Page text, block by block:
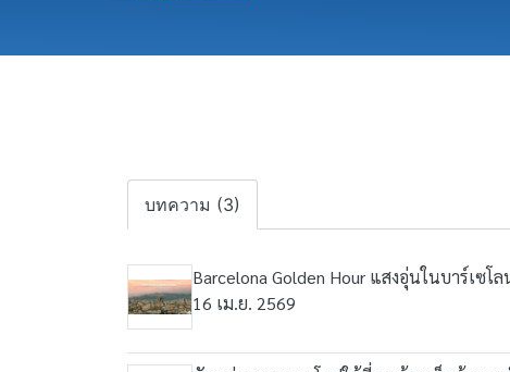
บทความ (3)
Barcelona Golden Hour แสงอุ่นในบาร์เซโล
16 เม.ย. 2569